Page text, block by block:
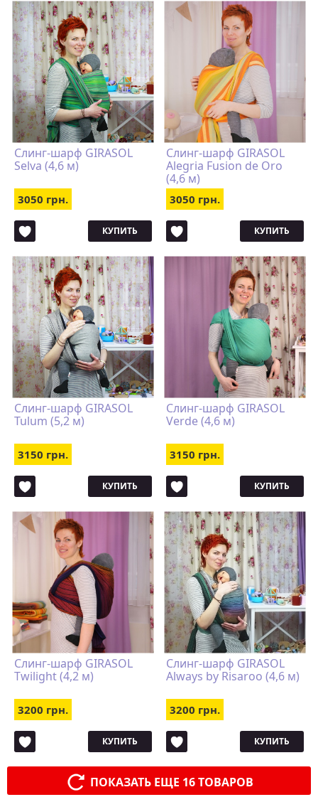
Слинг-шарф GIRASOL
Selva (4,6 м)
3050 грн.
КУПИТЬ
Слинг-шарф GIRASOL
Alegria Fusion de Oro
(4,6 м)
3050 грн.
КУПИТЬ
Слинг-шарф GIRASOL
Tulum (5,2 м)
3150 грн.
КУПИТЬ
Слинг-шарф GIRASOL
Verde (4,6 м)
3150 грн.
КУПИТЬ
Слинг-шарф GIRASOL
Twilight (4,2 м)
3200 грн.
КУПИТЬ
Слинг-шарф GIRASOL
Always by Risaroo (4,6 м)
3200 грн.
КУПИТЬ
ПОКАЗАТЬ ЕЩЕ 16 ТОВАРОВ